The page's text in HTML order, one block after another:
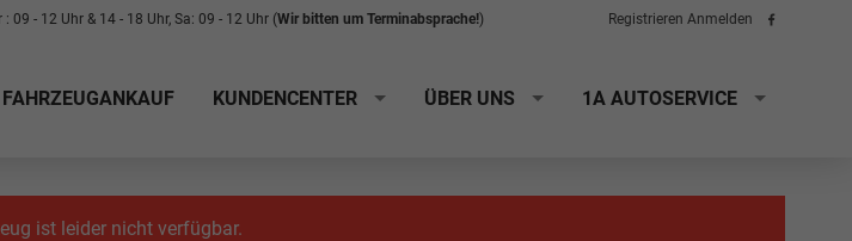
: 09 - 12 Uhr & 14 - 18 Uhr, Sa: 09 - 12 Uhr (Wir bitten um Terminabsprache!) Registrieren Anmelden
Folge
FAHRZEUGANKAUF KUNDENCENTER ÜBER UNS 1A AUTOSERVICE
ist leider nicht verfügbar.